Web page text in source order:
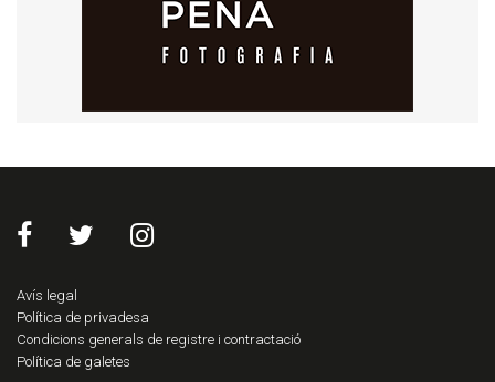
Avís legal
Política de privadesa
Condicions generals de registre i contractació
Política de galetes